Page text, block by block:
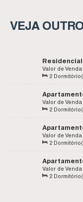
VEJA
Imbituba SC
Valor de Venda
Brasil
2
Azul - Vila
Valor de Venda
Nova,
2
Imbituba SC
Valor de Venda
Brasil
2
Nova -
Valor de Venda
Brasil
2